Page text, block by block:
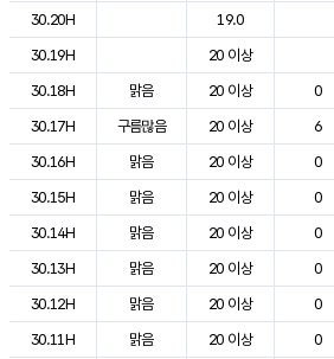
30.20H
19.0
30.19H
20 이상
30.18H
맑음 20 이상 0
30.17H
구름많음 20 이상 6
30.16H
맑음 20 이상 0
30.15H
맑음 20 이상 0
30.14H
맑음 20 이상 0
30.13H
맑음 20 이상 0
30.12H
맑음 20 이상 0
30.11H
맑음 20 이상 0